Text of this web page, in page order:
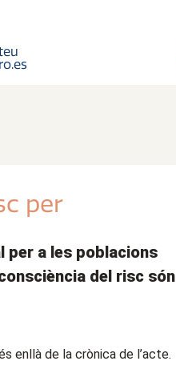
per
per a les poblacions
del risc són
enllà de la crònica de l’acte.